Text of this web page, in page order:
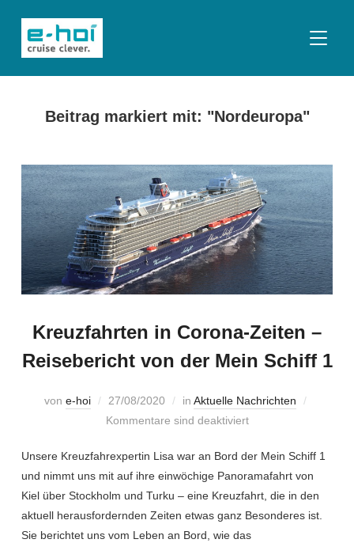
Beitrag markiert mit: "Nordeuropa"
Kreuzfahrten in Corona-Zeiten –
Reisebericht von der Mein Schiff 1
von e-hoi 27/08/2020 in Aktuelle Nachrichten
Kommentare sind deaktiviert
Unsere Kreuzfahrexpertin Lisa war an Bord der Mein Schiff 1
und nimmt uns mit auf ihre einwöchige Panoramafahrt von
Kiel über Stockholm und Turku – eine Kreuzfahrt, die in den
aktuell herausfordernden Zeiten etwas ganz Besonderes ist.
Sie berichtet uns vom Leben an Bord, wie das